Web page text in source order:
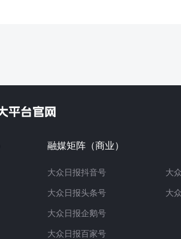
融媒矩阵（商业）
大众日报抖音号
大众日报头条号
大众日报企鹅号
大众日报百家号
大
大